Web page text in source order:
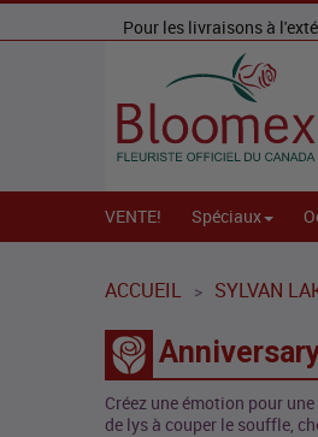
Pour les livraisons à
VENTE! Spéciaux
ACCUEIL > SYLVAN
Créez une émotion pour
de lys à couper le souffle,